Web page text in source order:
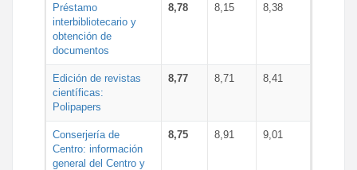
Préstamo
interbibliotecario y
obtención de
documentos
8,78 8,15 8,38
Edición de revistas
científicas:
Polipapers
8,77 8,71 8,41
Conserjería de
Centro: información
general del Centro y
8,75 8,91 9,01